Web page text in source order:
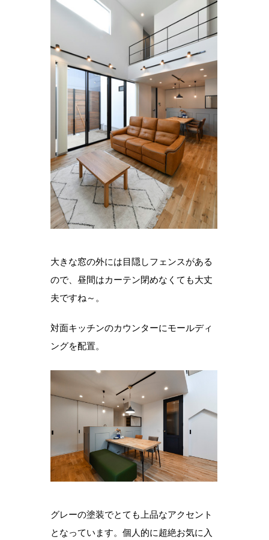
大きな窓の外には目隠しフェンスがある
ので、昼間はカーテン閉めなくても大丈
夫ですね～。
対面キッチンのカウンターにモールディ
ングを配置。
グレーの塗装でとても上品なアクセント
となっています。個人的に超絶お気に入